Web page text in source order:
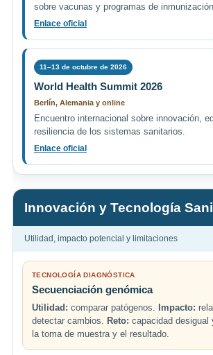
sobre vacunas y programas de inmunización.
Enlace oficial
11–13 de octubre de 2026
World Health Summit 2026
Berlín, Alemania y online
Encuentro internacional sobre innovación,
resiliencia de los sistemas sanitarios.
Enlace oficial
Innovación y Tecnología
Utilidad, impacto potencial y limitaciones
TECNOLOGÍA DIAGNÓSTICA
Secuenciación genómica
Utilidad: comparar patógenos. Impacto:
detectar cambios. Reto: capacidad desigual
la toma de muestra y el resultado.